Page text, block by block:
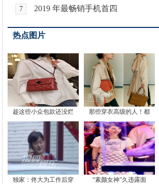
7 2019 年最畅销手机首四
热点图片
趁这些小众包款还没烂 那些穿衣高级的人！都
独家：佟大为工作后穿 “素颜女神”久违露面